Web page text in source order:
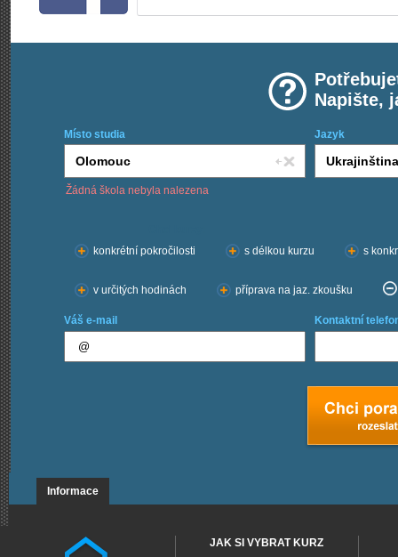
Napište,
Místo studia Jazyk
Žádná škola nebyla nalezena
konkrétní pokročilosti
s délkou kurzu s
v určitých hodinách příprava na jaz. zkoušku
Váš e-mail Kontaktní
Informace
JAK SI VYBRAT KURZ